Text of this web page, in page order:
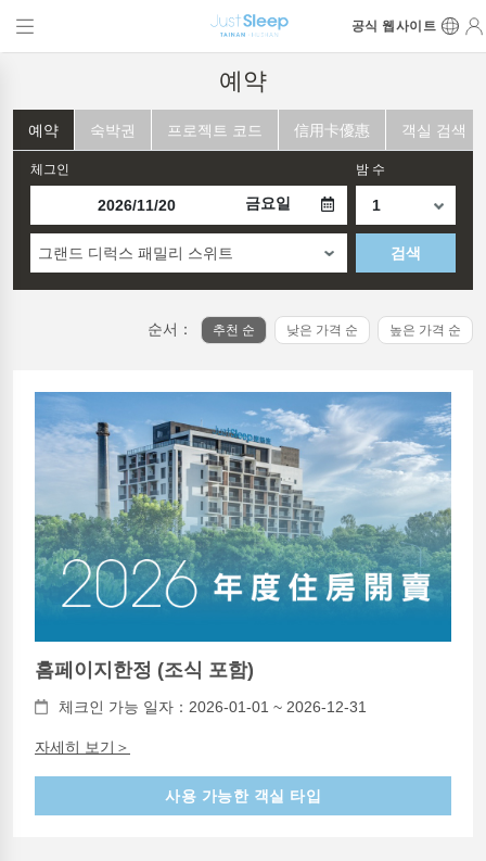
공식 웹사이트
예약
예약 숙박권 프로젝트 코드 信用卡優惠 객실 검색
체그인
금요일
밤 수
그랜드 디럭스 패밀리 스위트 검색
순서： 추천 순 낮은 가격 순 높은 가격 순
홈페이지한정 (조식 포함)
체크인 가능 일자：2026-01-01 ~ 2026-12-31
자세히 보기＞
사용 가능한 객실 타입